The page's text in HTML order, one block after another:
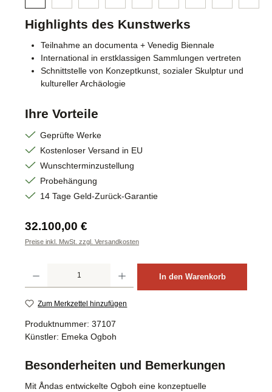
Highlights des Kunstwerks
Teilnahme an documenta + Venedig Biennale
International in erstklassigen Sammlungen vertreten
Schnittstelle von Konzeptkunst, sozialer Skulptur und
kultureller Archäologie
Ihre Vorteile
Geprüfte Werke
Kostenloser Versand in EU
Wunschterminzustellung
Probehängung
14 Tage Geld-Zurück-Garantie
Regulärer Preis:
32.100,00 €
Preise inkl. MwSt. zzgl. Versandkosten
In den Warenkorb
Zum Merkzettel hinzufügen
Produktnummer: 37107
Künstler: Emeka Ogboh
Besonderheiten und Bemerkungen
Mit Åndas entwickelte Ogboh eine konzeptuelle